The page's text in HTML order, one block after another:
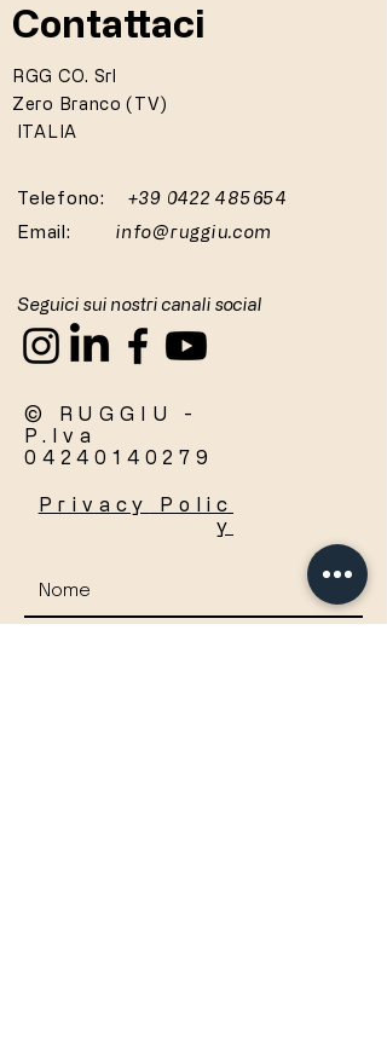
Contattaci
RGG CO. Srl
Zero Branco (TV)
ITALIA
Telefono:
+39 0422 485654
Email: info@ruggiu.com
Seguici sui nostri canali social
© RUGGIU -
P.Iva
04240140279
Privacy
Polic
y